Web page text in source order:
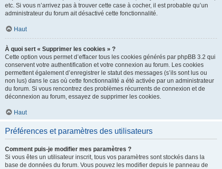
etc. Si vous n’arrivez pas à trouver cette case à cocher, il est probable qu’un
administrateur du forum ait désactivé cette fonctionnalité.
Haut
À quoi sert « Supprimer les cookies » ?
Cette option vous permet d’effacer tous les cookies générés par phpBB 3.2 qui
conservent votre authentification et votre connexion au forum. Les cookies
permettent également d’enregistrer le statut des messages (s’ils sont lus ou
non lus) dans le cas où cette fonctionnalité a été activée par un administrateur
du forum. Si vous rencontrez des problèmes récurrents de connexion et de
déconnexion au forum, essayez de supprimer les cookies.
Haut
Préférences et paramètres des utilisateurs
Comment puis-je modifier mes paramètres ?
Si vous êtes un utilisateur inscrit, tous vos paramètres sont stockés dans la
base de données du forum. Vous pouvez les modifier depuis le panneau de